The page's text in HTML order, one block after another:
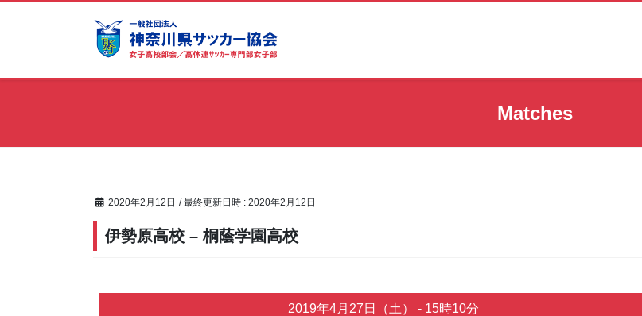
Matches
2020年2月12日 / 最終更新日時 : 2020年2月12日
伊勢原高校 – 桐蔭学園高校
2019年4月27日（土） - 15時10分